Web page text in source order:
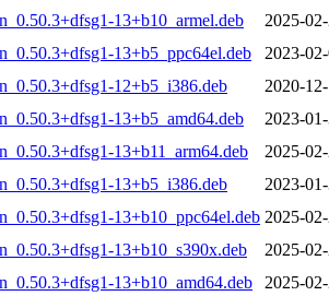
13+b10_armel.deb
2025-
13+b5_ppc64el.deb
2023-
12+b5_i386.deb
2020-
13+b5_amd64.deb
2023-
13+b11_arm64.deb
2025-
13+b5_i386.deb
2023-
13+b10_ppc64el.deb 2025-
13+b10_s390x.deb
2025-
13+b10_amd64.deb
2025-